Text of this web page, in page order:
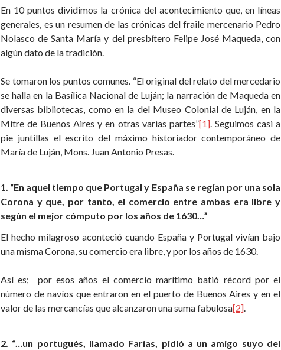
En 10 puntos dividimos la crónica del acontecimiento que, en líneas
generales, es un resumen de las crónicas del fraile mercenario Pedro
Nolasco de Santa María y del presbítero Felipe José Maqueda, con
algún dato de la tradición.
Se tomaron los puntos comunes. “El original del relato del mercedario
se halla en la Basílica Nacional de Luján; la narración de Maqueda en
diversas bibliotecas, como en la del Museo Colonial de Luján, en la
Mitre de Buenos Aires y en otras varias partes”[1]. Seguimos casi a
pie juntillas el escrito del máximo historiador contemporáneo de
María de Luján, Mons. Juan Antonio Presas.
1. “En aquel tiempo que Portugal y España se regían por una sola
Corona y que, por tanto, el comercio entre ambas era libre y
según el mejor cómputo por los años de 1630…”
El hecho milagroso aconteció cuando España y Portugal vivían bajo
una misma Corona, su comercio era libre, y por los años de 1630.
Así es; por esos años el comercio marítimo batió récord por el
número de navíos que entraron en el puerto de Buenos Aires y en el
valor de las mercancías que alcanzaron una suma fabulosa[2].
2. “…un portugués, llamado Farías, pidió a un amigo suyo del